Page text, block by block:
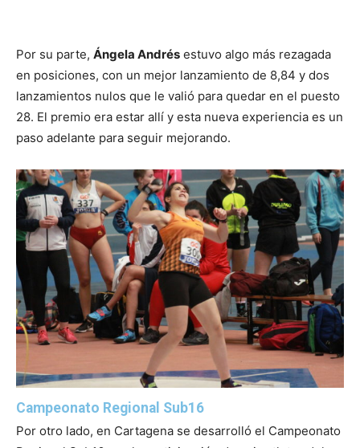
Por su parte, Ángela Andrés estuvo algo más rezagada
en posiciones, con un mejor lanzamiento de 8,84 y dos
lanzamientos nulos que le valió para quedar en el puesto
28. El premio era estar allí y esta nueva experiencia es un
paso adelante para seguir mejorando.
Campeonato Regional Sub16
Por otro lado, en Cartagena se desarrolló el Campeonato